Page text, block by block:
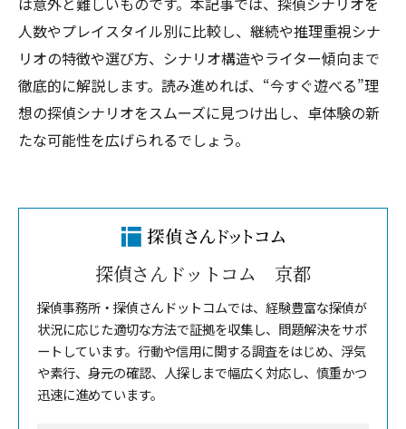
人数やプレイスタイル別に比較し、継続や推理重視シナ
リオの特徴や選び方、シナリオ構造やライター傾向まで
徹底的に解説します。読み進めれば、“今すぐ遊べる”理
想の探偵シナリオをスムーズに見つけ出し、卓体験の新
たな可能性を広げられるでしょう。
探偵さんドットコム 京都
探偵事務所・探偵さんドットコムでは、経験豊富な探偵が
状況に応じた適切な方法で証拠を収集し、問題解決をサポ
ートしています。行動や信用に関する調査をはじめ、浮気
や素行、身元の確認、人探しまで幅広く対応し、慎重かつ
迅速に進めています。